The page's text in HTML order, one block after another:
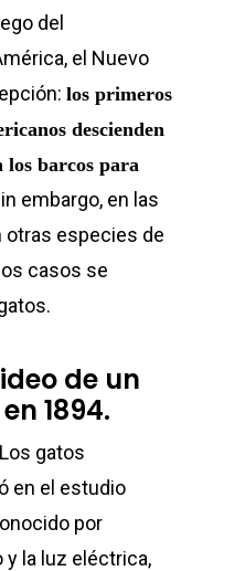
del
el Nuevo
los primeros
descienden
los barcos para
embargo, en las
otras especies de
casos se
de un
1894.
gatos
en el estudio
por
la luz eléctrica,